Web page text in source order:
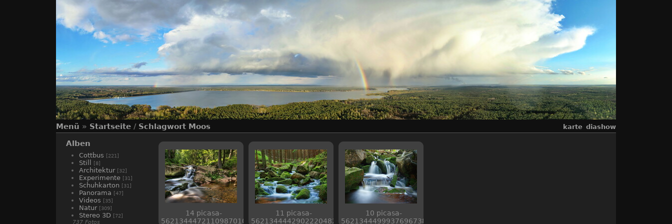
Menü » Startseite / Schlagwort Moos karte diashow
Alben
Cottbus [221]
Still [8]
Architektur [32]
Experimente [31]
Schuhkarton [31]
Panorama [47]
Videos [35]
Natur [309]
Stereo 3D [72]
737 Fotos
14 picasa-
5621344472110987010
11 picasa-
5621344442902220482
10 picasa-
5621344499937696738